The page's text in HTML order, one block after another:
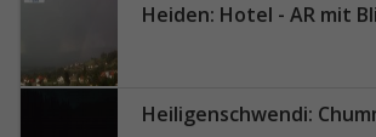
Heiden: Hotel - AR mit Blick über
Heiligenschwendi: Chumm: Berner Reha